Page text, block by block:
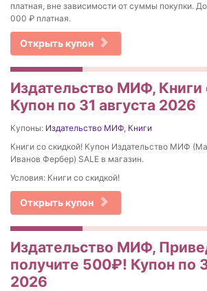
платная, вне зависимости от суммы покупки.
000 ₽ платная.
Открыть купон
Издательство МИФ, Книги
Купон по 31 августа 2026
Купоны: Издательство МИФ, Книги
Книги со скидкой! Купон Издательство МИФ
Иванов Фербер) SALE в магазин.
Условия: Книги со скидкой!
Открыть купон
Издательство МИФ,
получите 500₽! Купон по
2026